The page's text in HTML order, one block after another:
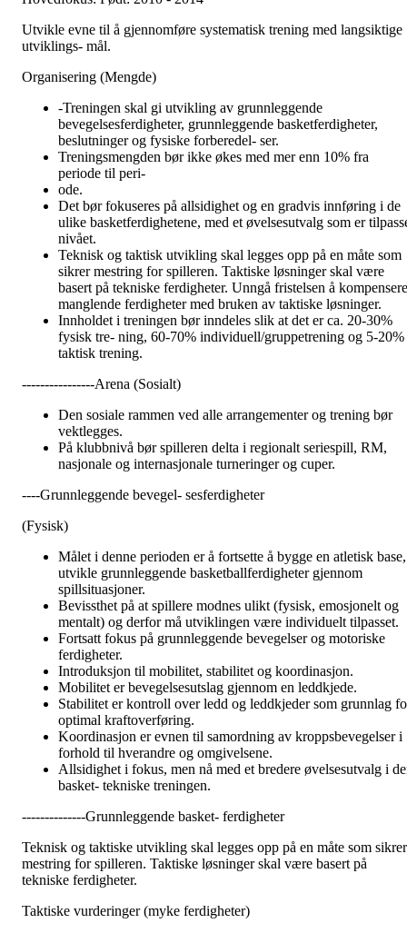
Utvikle evne til å gjennomføre systematisk trening med langsiktige
utviklings- mål.
Organisering (Mengde)
-Treningen skal gi utvikling av grunnleggende
bevegelsesferdigheter, grunnleggende basketferdigheter,
beslutninger og fysiske forberedel- ser.
Treningsmengden bør ikke økes med mer enn 10% fra
periode til peri-
ode.
Det bør fokuseres på allsidighet og en gradvis innføring i de
ulike basketferdighetene, med et øvelsesutvalg som er
nivået.
Teknisk og taktisk utvikling skal legges opp på en måte som
sikrer mestring for spilleren. Taktiske løsninger skal være
basert på tekniske ferdigheter. Unngå fristelsen å kompensere
manglende ferdigheter med bruken av taktiske løsninger.
Innholdet i treningen bør inndeles slik at det er ca. 20-30%
fysisk tre- ning, 60-70% individuell/gruppetrening og 5-20%
taktisk trening.
----------------Arena (Sosialt)
Den sosiale rammen ved alle arrangementer og trening bør
vektlegges.
På klubbnivå bør spilleren delta i regionalt seriespill, RM,
nasjonale og internasjonale turneringer og cuper.
----Grunnleggende bevegel- sesferdigheter
(Fysisk)
Målet i denne perioden er å fortsette å bygge en atletisk base,
utvikle grunnleggende basketballferdigheter gjennom
spillsituasjoner.
Bevissthet på at spillere modnes ulikt (fysisk, emosjonelt og
mentalt) og derfor må utviklingen være individuelt tilpasset.
Fortsatt fokus på grunnleggende bevegelser og motoriske
ferdigheter.
Introduksjon til mobilitet, stabilitet og koordinasjon.
Mobilitet er bevegelsesutslag gjennom en leddkjede.
Stabilitet er kontroll over ledd og leddkjeder som grunnlag
optimal kraftoverføring.
Koordinasjon er evnen til samordning av kroppsbevegelser i
forhold til hverandre og omgivelsene.
Allsidighet i fokus, men nå med et bredere øvelsesutvalg i
basket- tekniske treningen.
--------------Grunnleggende basket- ferdigheter
Teknisk og taktiske utvikling skal legges opp på en måte som sikrer
mestring for spilleren. Taktiske løsninger skal være basert på
tekniske ferdigheter.
Taktiske vurderinger (myke ferdigheter)